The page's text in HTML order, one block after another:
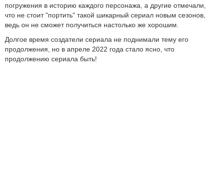
погружения в историю каждого персонажа, а другие отмечали,
что не стоит "портить" такой шикарный сериал новым сезонов,
ведь он не сможет получиться настолько же хорошим.
Долгое время создатели сериала не поднимали тему его
продолжения, но в апреле 2022 года стало ясно, что
продолжению сериала быть!